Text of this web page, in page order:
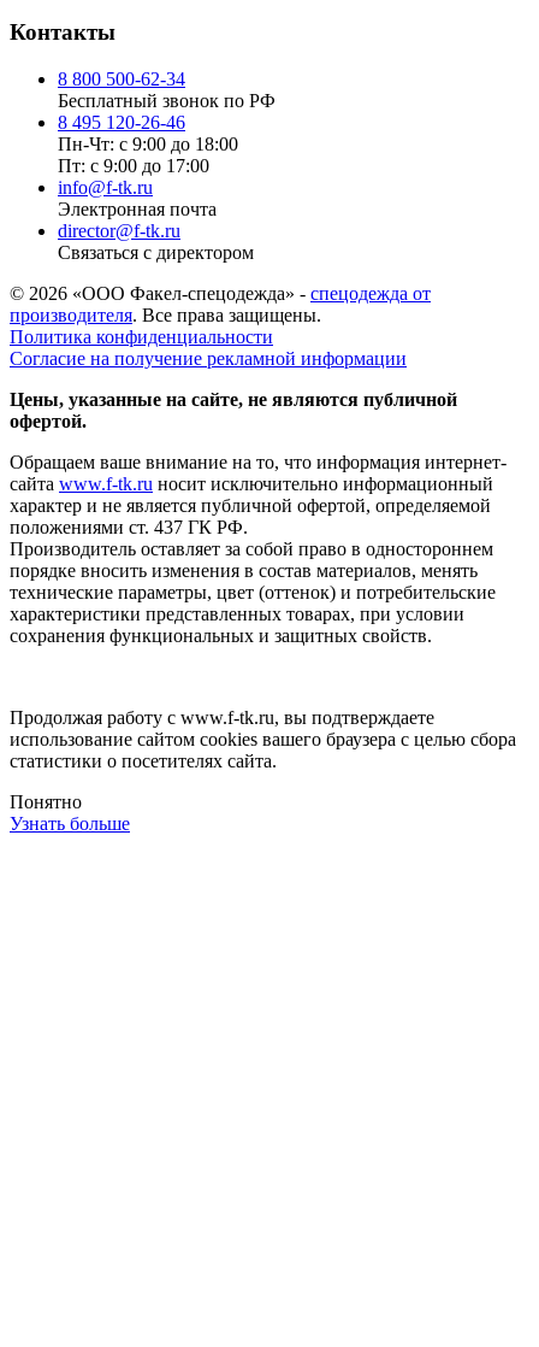
Контакты
8 800 500-62-34
Бесплатный звонок по РФ
8 495 120-26-46
Пн-Чт: с 9:00 до 18:00
Пт: с 9:00 до 17:00
info@f-tk.ru
Электронная почта
director@f-tk.ru
Связаться с директором
© 2026 «ООО Факел-спецодежда» - спецодежда от
производителя. Все права защищены.
Политика конфиденциальности
Согласие на получение рекламной информации
Цены, указанные на сайте, не являются публичной
офертой.
Обращаем ваше внимание на то, что информация интернет-
сайта www.f-tk.ru носит исключительно информационный
характер и не является публичной офертой, определяемой
положениями ст. 437 ГК РФ.
Производитель оставляет за собой право в одностороннем
порядке вносить изменения в состав материалов, менять
технические параметры, цвет (оттенок) и потребительские
характеристики представленных товарах, при условии
сохранения функциональных и защитных свойств.
Продолжая работу с www.f-tk.ru, вы подтверждаете
использование сайтом cookies вашего браузера с целью сбора
статистики о посетителях сайта.
Понятно
Узнать больше